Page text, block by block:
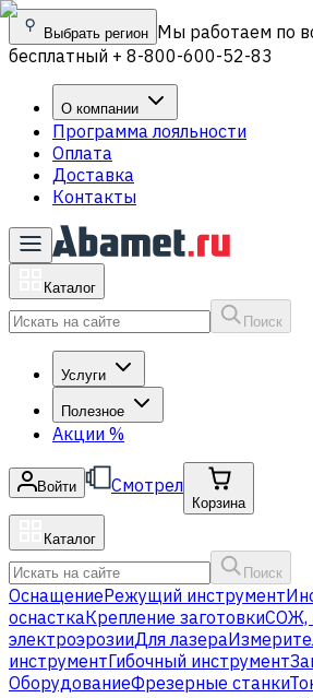
Выбрать регион Мы работаем по
бесплатный + 8-800-600-52-83
О компании
Программа лояльности
Оплата
Доставка
Контакты
Каталог
Поиск
Услуги
Полезное
Акции %
Войти Смотрел
Корзина
Каталог
Поиск
ОснащениеРежущий инструмент
оснасткаКрепление заготовкиСОЖ,
электроэрозииДля лазера
инструментГибочный инструмент
ОборудованиеФрезерные станки